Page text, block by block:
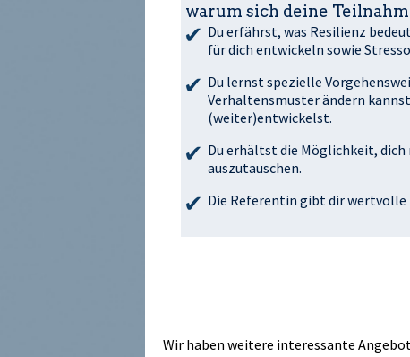
warum sich deine
Du erfährst, was Resilienz
für dich entwickeln sowie
Du lernst spezielle
Verhaltensmuster ändern
(weiter)entwickelst.
Du erhältst die Möglichkeit,
auszutauschen.
Die Referentin gibt dir wertvolle
Wir haben weitere interessante